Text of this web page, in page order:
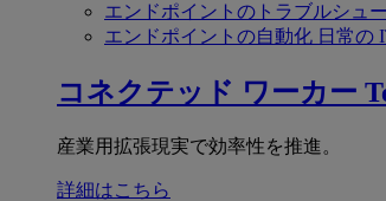
エンドポイントのトラブルシュ
エンドポイントの自動化 日常の
コネクテッド ワーカー
産業用拡張現実で効率性を推進。
詳細はこちら